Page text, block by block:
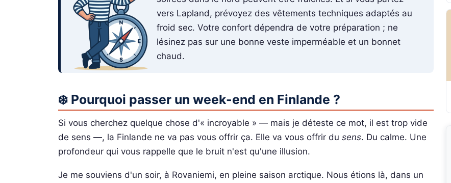
vers Lapland, prévoyez des vêtements techniques adaptés au
froid sec. Votre confort dépendra de votre préparation ; ne
lésinez pas sur une bonne veste imperméable et un bonnet
chaud.
❄️ Pourquoi passer un week-end en Finlande ?
Si vous cherchez quelque chose d'« incroyable » — mais je déteste ce mot, il est trop vide
de sens —, la Finlande ne va pas vous offrir ça. Elle va vous offrir du sens. Du calme. Une
profondeur qui vous rappelle que le bruit n'est qu'une illusion.
Je me souviens d'un soir, à Rovaniemi, en pleine saison arctique. Nous étions là, dans un